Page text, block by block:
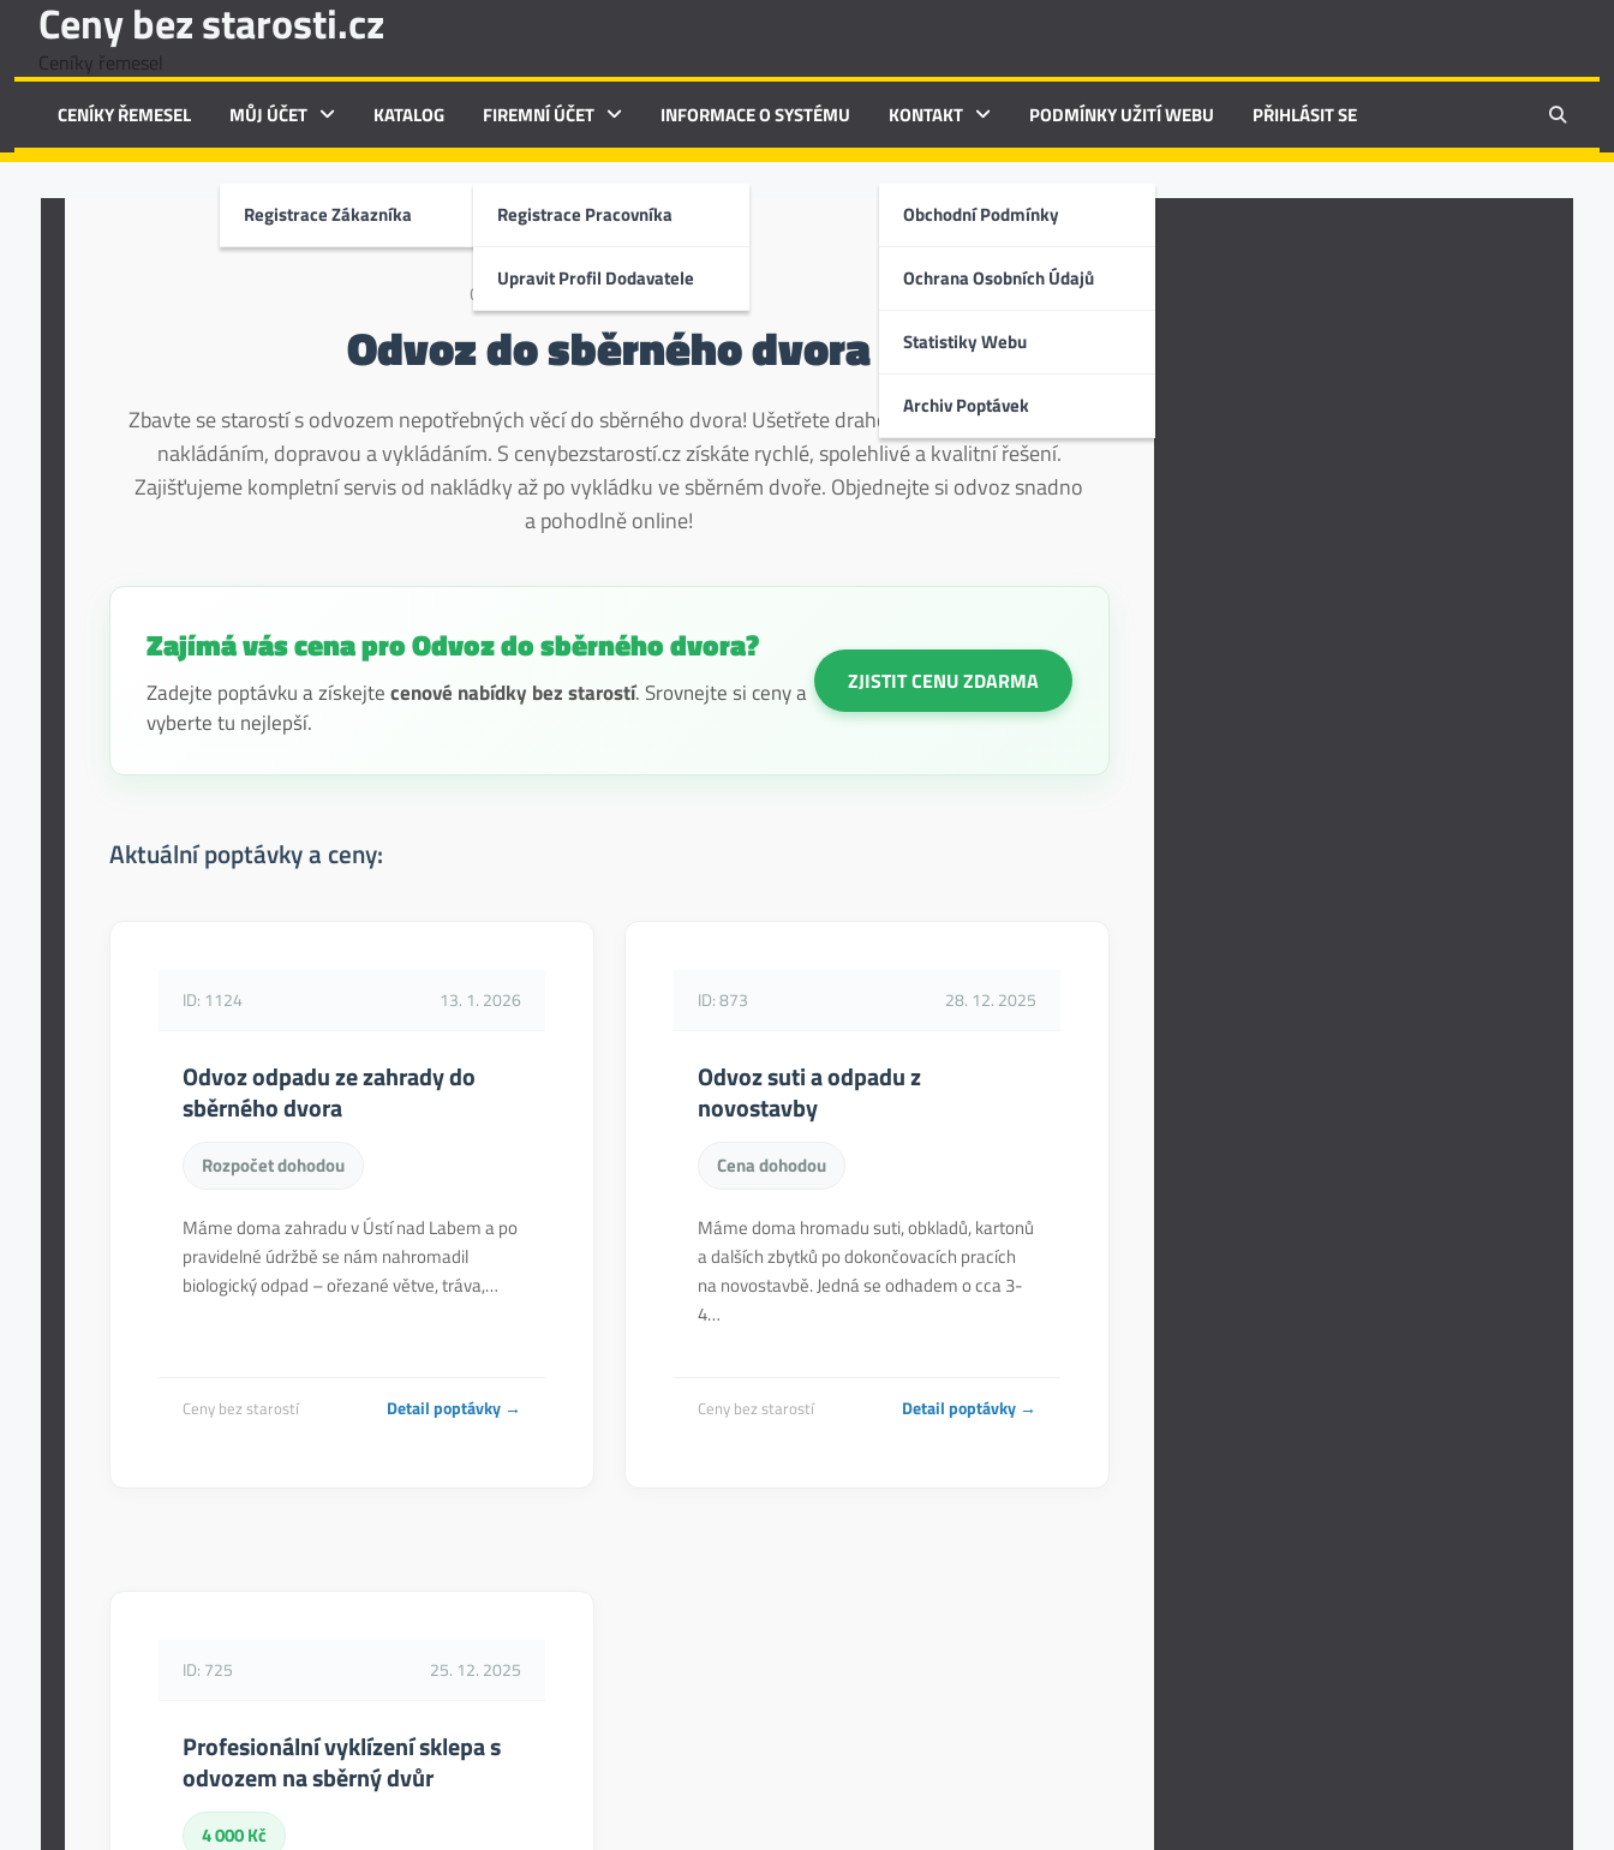
content
Ceny bez starosti.cz
Ceníky řemesel
CENÍKY ŘEMESEL MŮJ ÚČET
Registrace Zákazníka
KATALOG FIREMNÍ ÚČET
Registrace Pracovníka
Upravit Profil Dodavatele
INFORMACE O SYSTÉMU KONTAKT
Obchodní Podmínky
Ochrana Osobních Údajů
Statistiky Webu
Archiv Poptávek
PODMÍNKY UŽITÍ WEBU PŘIHLÁSIT SE
CENY BEZ STAROSTÍ • KATEGORIE
Odvoz do sběrného dvora
Zbavte se starostí s odvozem nepotřebných věcí do sběrného dvora! Ušetřete drahocenný čas a námahu s
nakládáním, dopravou a vykládáním. S cenybezstarostí.cz získáte rychlé, spolehlivé a kvalitní řešení.
Zajišťujeme kompletní servis od nakládky až po vykládku ve sběrném dvoře. Objednejte si odvoz snadno
a pohodlně online!
Zajímá vás cena pro Odvoz do sběrného dvora?
Zadejte poptávku a získejtecenové nabídky bez starostí. Srovnejte si ceny a
vyberte tu nejlepší.
ZJISTIT CENU ZDARMA
Aktuální poptávky a ceny:
ID: 1124 13. 1. 2026
Odvoz odpadu ze zahrady do
sběrného dvora
Rozpočet dohodou
Máme doma zahradu v Ústí nad Labem a po
pravidelné údržbě se nám nahromadil
biologický odpad – ořezané větve, tráva,…
Ceny bez starostí Detail poptávky →
ID: 873 28. 12. 2025
Odvoz suti a odpadu z
novostavby
Cena dohodou
Máme doma hromadu suti, obkladů, kartonů
a dalších zbytků po dokončovacích pracích
na novostavbě. Jedná se odhadem o cca 3-
4…
Ceny bez starostí Detail poptávky →
ID: 725 25. 12. 2025
Profesionální vyklízení sklepa s
odvozem na sběrný dvůr
4 000 Kč